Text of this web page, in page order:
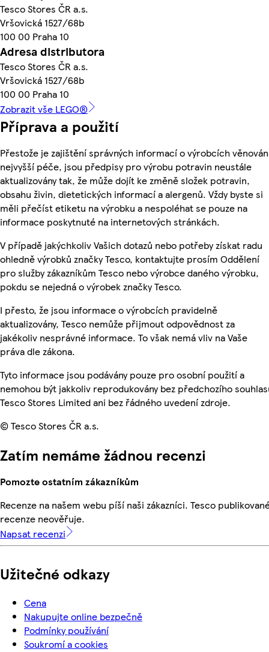
Tesco Stores ČR a.s.
Vršovická 1527/68b
100 00 Praha 10
Adresa distributora
Tesco Stores ČR a.s.
Vršovická 1527/68b
100 00 Praha 10
Zobrazit vše LEGO®
Příprava a použití
Přestože je zajištění správných informací o výrobcích
nejvyšší péče, jsou předpisy pro výrobu potravin neustále
aktualizovány tak, že může dojít ke změně složek potravin,
obsahu živin, dietetických informací a alergenů. Vždy byste si
měli přečíst etiketu na výrobku a nespoléhat se pouze na
informace poskytnuté na internetových stránkách.
V případě jakýchkoliv Vašich dotazů nebo potřeby získat radu
ohledně výrobků značky Tesco, kontaktujte prosím Oddělení
pro služby zákazníkům Tesco nebo výrobce daného výrobku,
pokdu se nejedná o výrobek značky Tesco.
I přesto, že jsou informace o výrobcích pravidelně
aktualizovány, Tesco nemůže přijmout odpovědnost za
jakékoliv nesprávné informace. To však nemá vliv na Vaše
práva dle zákona.
Tyto informace jsou podávány pouze pro osobní použití a
nemohou být jakkoliv reprodukovány bez předchozího
Tesco Stores Limited ani bez řádného uvedení zdroje.
© Tesco Stores ČR a.s.
Zatím nemáme žádnou recenzi
Pomozte ostatním zákazníkům
Recenze na našem webu píší naši zákazníci. Tesco
recenze neověřuje.
Napsat recenzi
Užitečné odkazy
Cena
Nakupujte online bezpečně
Podmínky používání
Soukromí a cookies